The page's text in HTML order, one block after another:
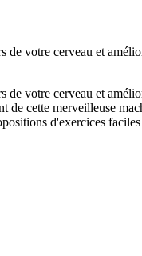
votre cerveau et
votre cerveau et
cette merveilleuse
d'exercices